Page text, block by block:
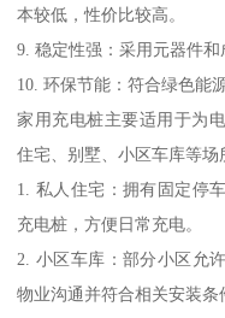
本较低，性价比较高。
9. 稳定性强：采用元器件和
10. 环保节能：符合绿色能
家用充电桩主要适用于为
住宅、别墅、小区车库等场
1. 私人住宅：拥有固定停
充电桩，方便日常充电。
2. 小区车库：部分小区允
物业沟通并符合相关安装条